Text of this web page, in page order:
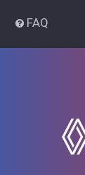
FAQ